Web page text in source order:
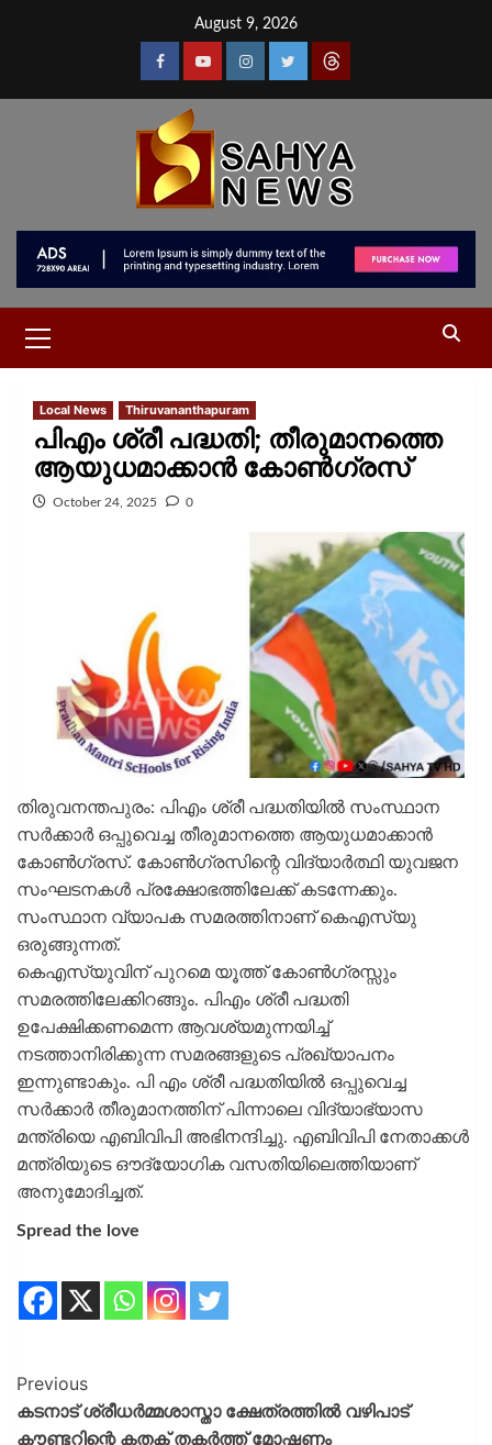
August 9, 2026
Local News Thiruvananthapuram
പിഎം ശ്രീ പദ്ധതി; തീരുമാനത്തെ
ആയുധമാക്കാൻ കോൺഗ്രസ്
October 24, 2025 0
തിരുവനന്തപുരം: പിഎം ശ്രീ പദ്ധതിയിൽ സംസ്ഥാന
സർക്കാർ ഒപ്പുവെച്ച തീരുമാനത്തെ ആയുധമാക്കാൻ
കോൺഗ്രസ്. കോൺഗ്രസിന്റെ വിദ്യാർത്ഥി യുവജന
സംഘടനകൾ പ്രക്ഷോഭത്തിലേക്ക് കടന്നേക്കും.
സംസ്ഥാന വ്യാപക സമരത്തിനാണ് കെഎസ്‌യു
ഒരുങ്ങുന്നത്.
കെഎസ്‌യുവിന് പുറമെ യൂത്ത് കോൺഗ്രസ്സും
സമരത്തിലേക്കിറങ്ങും. പിഎം ശ്രീ പദ്ധതി
ഉപേക്ഷിക്കണമെന്ന ആവശ്യമുന്നയിച്ച്
നടത്താനിരിക്കുന്ന സമരങ്ങളുടെ പ്രഖ്യാപനം
ഇന്നുണ്ടാകും. പി എം ശ്രീ പദ്ധതിയിൽ ഒപ്പുവെച്ച
സർക്കാർ തീരുമാനത്തിന് പിന്നാലെ വിദ്യാഭ്യാസ
മന്ത്രിയെ എബിവിപി അഭിനന്ദിച്ചു. എബിവിപി നേതാക്കൾ
മന്ത്രിയുടെ ഔദ്യോഗിക വസതിയിലെത്തിയാണ്
അനുമോദിച്ചത്.
Spread the love
Previous
കടനാട് ശ്രീധർമ്മശാസ്താ ക്ഷേത്രത്തിൽ വഴിപാട്
കൗണ്ടറിന്റെ കതക് തകർത്ത് മോഷണം